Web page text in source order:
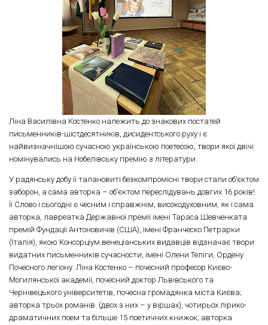
Ліна Василівна Костенко належить до знакових постатей
письменників-шістдесятників, дисидентського руху і є
найвизначнішою сучасною українською поетесою, твори якої двічі
номінувались на Нобелівську премію з літератури.
У радянську добу її талановиті безкомпромісні твори стали об’єктом
заборон, а сама авторка – об’єктом переслідувань довгих 16 років!.
Її Слово і сьогодні є чесним і справжнім, високодуховним, як і сама
авторка, лавреатка Державної премії імені Тараса Шевченката
премій Фундації Антоновичів (США), імені Франческо Петрарки
(Італія), якою Консорціум венеціанських видавців відзначає твори
видатних письменників сучасности, імені Олени Теліги, Ордену
Почесного легіону. Ліна Костенко – почесний професор Києво-
Могилянської академії, почесний доктор Львівського та
Чернівецького університетів, почесна громадянка міста Києва;
авторка трьох романів (двох з них – у віршах), чотирьох лірико-
драматичних поем та більше 15 поетичних книжок; авторка